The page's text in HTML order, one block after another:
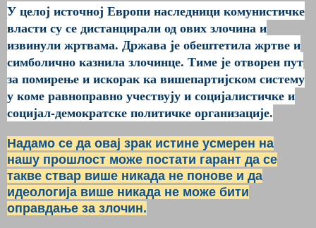
У целој источној Европи наследници комунистичке
власти су се дистанцирали од ових злочина и
извинули жртвама. Држава је обештетила жртве и
симболично казнила злочинце. Тиме је отворен пут
за помирење и искорак ка вишепартијском систему
у коме равноправно учествују и социјалистичке и
социјал-демократске политичке организације.
Надамо се да овај зрак истине усмерен на
нашу прошлост може постати гарант да се
такве ствар више никада не понове и да
идеологија више никада не може бити
оправдање за злочин.